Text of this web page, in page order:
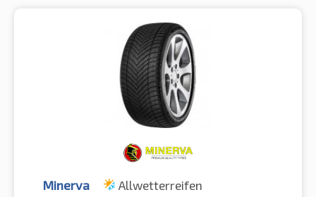
Minerva Allwetterreifen